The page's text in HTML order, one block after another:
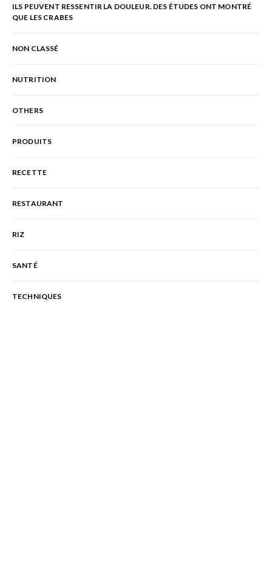
ILS PEUVENT RESSENTIR LA DOULEUR. DES ÉTUDES ONT MONTRÉ
QUE LES CRABES
NON CLASSÉ
NUTRITION
OTHERS
PRODUITS
RECETTE
RESTAURANT
RIZ
SANTÉ
TECHNIQUES